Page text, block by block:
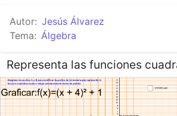
GeoGebra Classroom
Abrir sesión
Autor: Jesús Álvarez
Tema: Álgebra
Representa las funciones